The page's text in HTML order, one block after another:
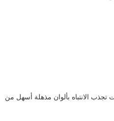
تجذب الانتباه بألوان مذهلة أسهل من